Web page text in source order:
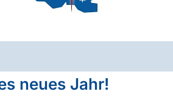
neues Jahr!